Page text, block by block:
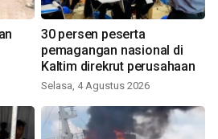
30 persen peserta
pemagangan nasional di
Kaltim direkrut perusahaan
Selasa, 4 Agustus 2026